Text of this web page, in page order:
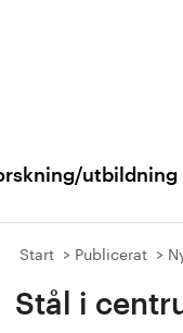
utbildning
Start Publicerat
Stål i